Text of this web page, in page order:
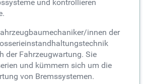
und kontrollieren
innen der
der Fahrzeugwartung. Sie
und kümmern sich um die
von Bremssystemen.